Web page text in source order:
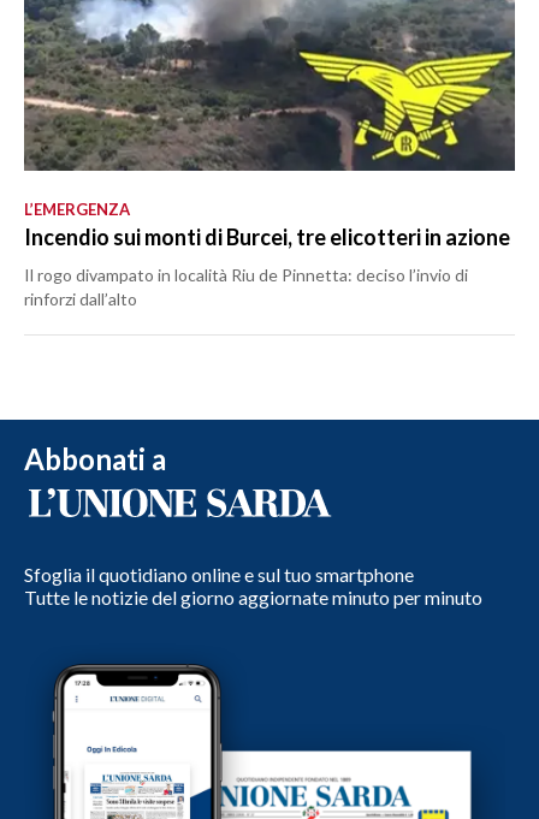
L’EMERGENZA
Incendio sui monti di Burcei, tre elicotteri in azione
Il rogo divampato in località Riu de Pinnetta: deciso l’invio di
rinforzi dall’alto
Abbonati a
Sfoglia il quotidiano online e sul tuo smartphone
Tutte le notizie del giorno aggiornate minuto per minuto